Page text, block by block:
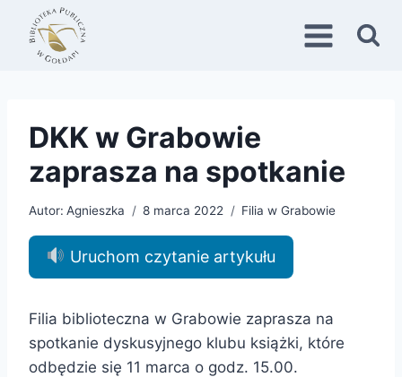
Przejdź
treści
DKK w Grabowie
zaprasza na spotkanie
Autor: Agnieszka 8 marca 2022 Filia w Grabowie
Uruchom czytanie artykułu
Filia biblioteczna w Grabowie zaprasza na
spotkanie dyskusyjnego klubu książki, które
odbędzie się 11 marca o godz. 15.00.